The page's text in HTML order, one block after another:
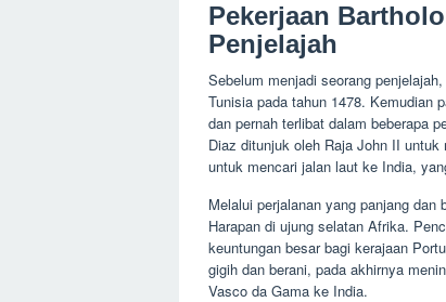
Pekerjaan
Penjelajah
Sebelum menjadi seorang
Tunisia pada tahun 1478. Kemudian
dan pernah terlibat dalam beberapa
Diaz ditunjuk oleh Raja John II
untuk mencari jalan laut ke India,
Melalui perjalanan yang panjang
Harapan di ujung selatan Afrika.
keuntungan besar bagi kerajaan
gigih dan berani, pada akhirnya
Vasco da Gama ke India.